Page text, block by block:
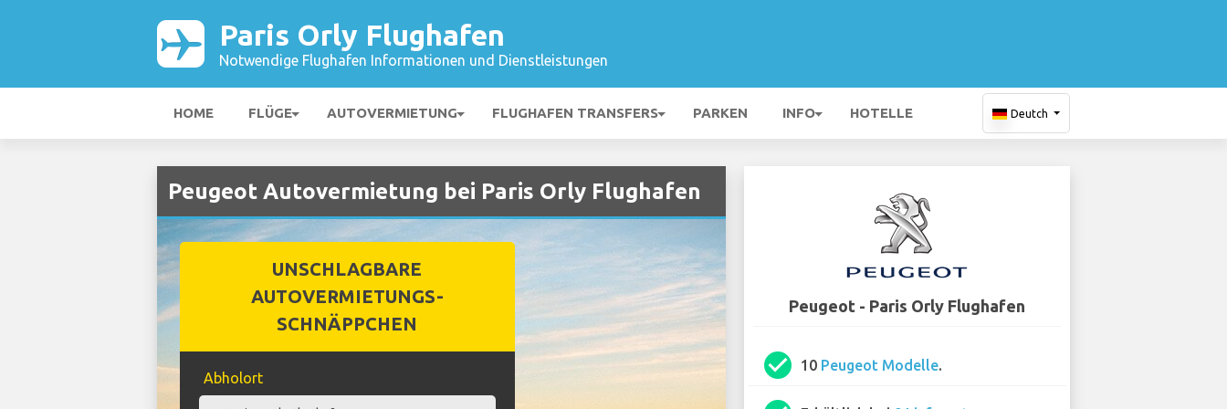
Paris Orly Flughafen
Notwendige Flughafen Informationen und Dienstleistungen
HOME FLÜGE AUTOVERMIETUNG FLUGHAFEN TRANSFERS PARKEN INFO HOTELLE Deutch
Peugeot Autovermietung bei Paris Orly Flughafen
UNSCHLAGBARE
AUTOVERMIETUNGS-
SCHNÄPPCHEN
Abholort
Peugeot - Paris Orly Flughafen
check_circle 10 Peugeot Modelle.